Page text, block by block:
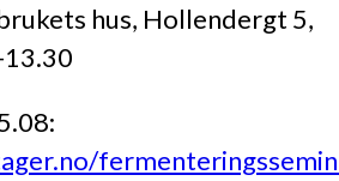
hus, Hollendergt 5,